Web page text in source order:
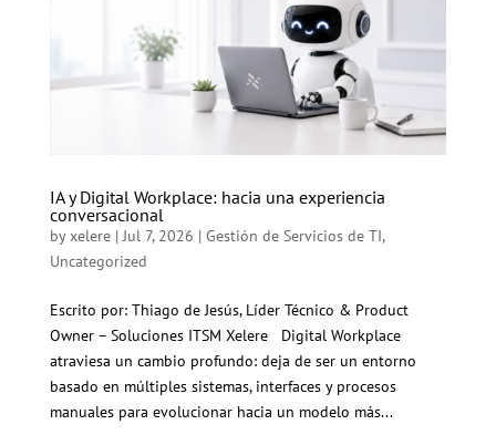
IA y Digital Workplace: hacia una experiencia
conversacional
byxelere|Jul 7, 2026 | Gestión de Servicios de TI,
Uncategorized
Escrito por: Thiago de Jesús, Líder Técnico & Product
Owner – Soluciones ITSM Xelere Digital Workplace
atraviesa un cambio profundo: deja de ser un entorno
basado en múltiples sistemas, interfaces y procesos
manuales para evolucionar hacia un modelo más...